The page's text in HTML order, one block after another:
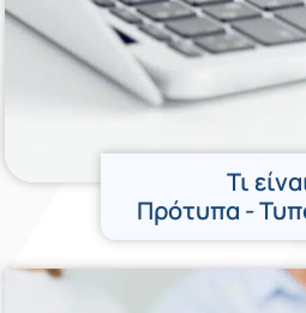
Τι
Πρότυπα -